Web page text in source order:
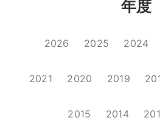
年度
2026 2025 2024
2021 2020 2019
2015 2014